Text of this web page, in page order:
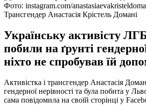
Фото: instagram.com/
Трансгендер Анастасія Крістель Домані
Українську активісту
побили на ґрунті
ніхто не спробував їй
Активістка і трансгендер Анастасія
гендерної нерівності та була побита у
сама повідомила на своїй сторінці у